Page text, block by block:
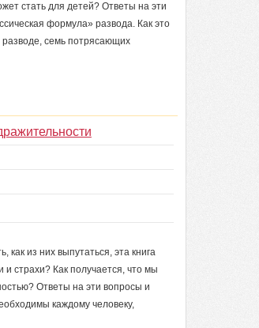
стать для детей? Ответы на эти
формула» развода. Как это
семь потрясающих
как из них выпутаться, эта книга
страхи? Как получается, что мы
Ответы на эти вопросы и
каждому человеку,